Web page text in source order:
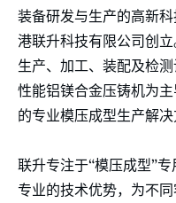
装备研发与生产的高新
港联升科技有限公司创立
生产、加工、装配及检
性能铝镁合金压铸机为
的专业模压成型生产解决
联升专注于“模压成型”
专业的技术优势，为不